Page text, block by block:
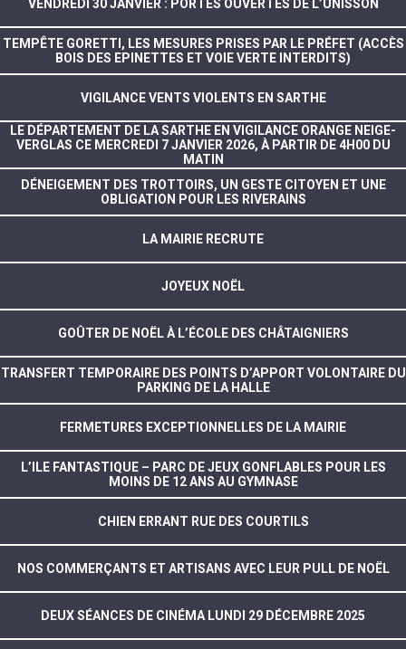
VENDREDI 30 JANVIER : PORTES OUVERTES DE L’UNISSON
TEMPÊTE GORETTI, LES MESURES PRISES PAR LE PRÉFET (ACCÈS
BOIS DES EPINETTES ET VOIE VERTE INTERDITS)
VIGILANCE VENTS VIOLENTS EN SARTHE
LE DÉPARTEMENT DE LA SARTHE EN VIGILANCE ORANGE NEIGE-
VERGLAS CE MERCREDI 7 JANVIER 2026, À PARTIR DE 4H00 DU
MATIN
DÉNEIGEMENT DES TROTTOIRS, UN GESTE CITOYEN ET UNE
OBLIGATION POUR LES RIVERAINS
LA MAIRIE RECRUTE
JOYEUX NOËL
GOÛTER DE NOËL À L’ÉCOLE DES CHÂTAIGNIERS
TRANSFERT TEMPORAIRE DES POINTS D’APPORT VOLONTAIRE DU
PARKING DE LA HALLE
FERMETURES EXCEPTIONNELLES DE LA MAIRIE
L’ILE FANTASTIQUE – PARC DE JEUX GONFLABLES POUR LES
MOINS DE 12 ANS AU GYMNASE
CHIEN ERRANT RUE DES COURTILS
NOS COMMERÇANTS ET ARTISANS AVEC LEUR PULL DE NOËL
DEUX SÉANCES DE CINÉMA LUNDI 29 DÉCEMBRE 2025